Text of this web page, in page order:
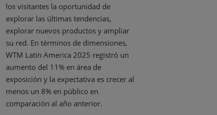
los visitantes la oportunidad de
explorar las últimas tendencias,
explorar nuevos productos y ampliar
su red. En términos de dimensiones,
WTM Latin America 2025 registró un
aumento del 11% en área de
exposición y la expectativa es crecer al
menos un 8% en público en
comparación al año anterior.